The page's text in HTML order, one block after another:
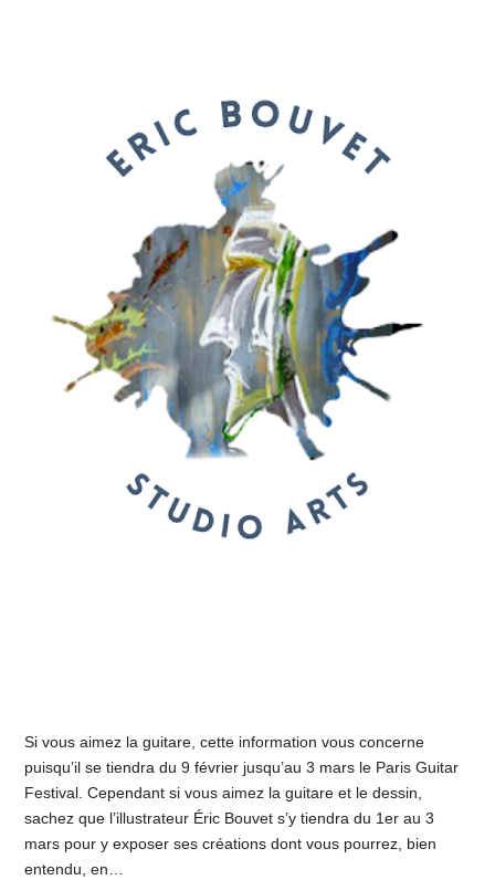
Si vous aimez la guitare, cette information vous concerne
puisqu’il se tiendra du 9 février jusqu’au 3 mars le Paris Guitar
Festival. Cependant si vous aimez la guitare et le dessin,
sachez que l’illustrateur Éric Bouvet s’y tiendra du 1er au 3
mars pour y exposer ses créations dont vous pourrez, bien
entendu, en…